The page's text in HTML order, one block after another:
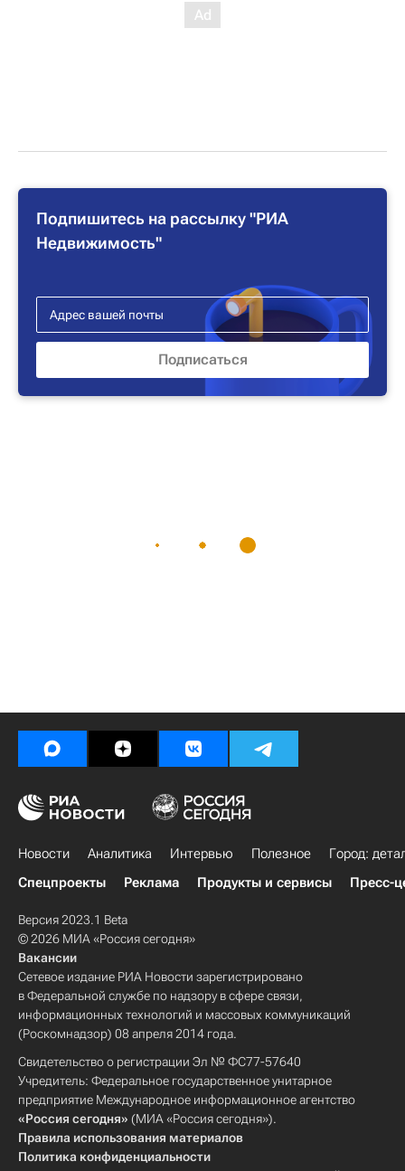
Подпишитесь на рассылку "РИА
Недвижимость"
Новости Аналитика Интервью Полезное
Город:
Спецпроекты
Реклама Продукты и сервисы Пресс-
Версия 2023.1 Beta
© 2026 МИА «Россия сегодня»
Вакансии
Сетевое издание РИА Новости зарегистрировано
в Федеральной службе по надзору в сфере связи,
информационных технологий и массовых коммуникаций
(Роскомнадзор) 08 апреля 2014 года.
Свидетельство о регистрации Эл № ФС77-57640
Учредитель: Федеральное государственное унитарное
предприятие Международное информационное агентство
«Россия сегодня» (МИА «Россия сегодня»).
Правила использования материалов
Политика конфиденциальности